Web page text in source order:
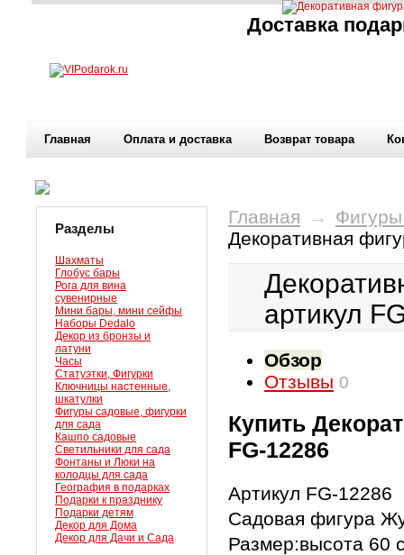
Доставка
Главная Оплата и доставка Возврат товара
Разделы
Шахматы
Глобус бары
Рога для вина
сувенирные
Мини бары, мини сейфы
Наборы Dedalo
Декор из бронзы и
латуни
Часы
Статуэтки, Фигурки
Ключницы настенные,
шкатулки
Фигуры садовые, фигурки
для сада
Кашпо садовые
Светильники для сада
Фонтаны и Люки на
колодцы для сада
География в подарках
Подарки к празднику
Подарки детям
Декор для Дома
Декор для Дачи и Сада
Главная →
Декоративная
артикул
Обзор
Отзывы 0
Купить
FG-12286
Артикул FG-12286
Садовая фигура
Размер:высота 60